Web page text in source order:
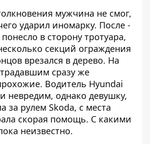
мужчина не смог,
ударил иномарку. После -
в сторону тротуара,
секций ограждения
врезался в дерево. На
сразу же
Водитель Hyundai
невредим, однако девушку,
за рулем Skoda, с места
скорая помощь. С какими
неизвестно.